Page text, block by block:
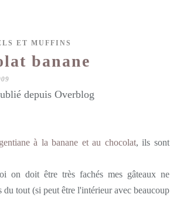
ET MUFFINS
banane
depuis Overblog
à la banane et au chocolat, ils sont
on doit être très fachés mes gâteaux ne
du tout (si peut être l'intérieur avec beaucoup